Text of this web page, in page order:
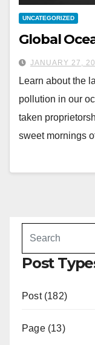
UNCATEGORIZED
Global
JANUARY 27,
Learn about the
pollution in our
taken
sweet mornings
Post
Post (182)
Page (13)